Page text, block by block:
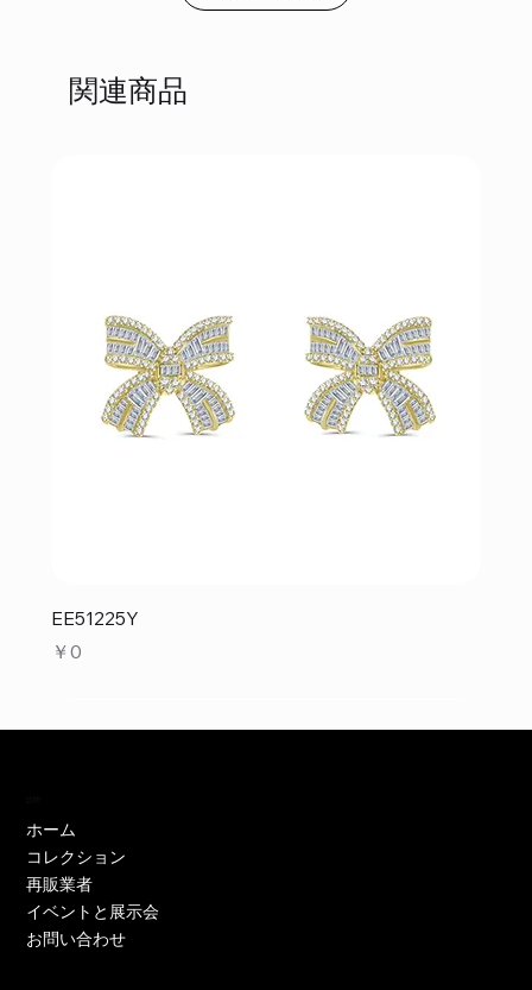
関連商品
EE51225Y
価格
￥0
ホーム
コレクション
再販業者
イベントと展示会
お問い合わせ